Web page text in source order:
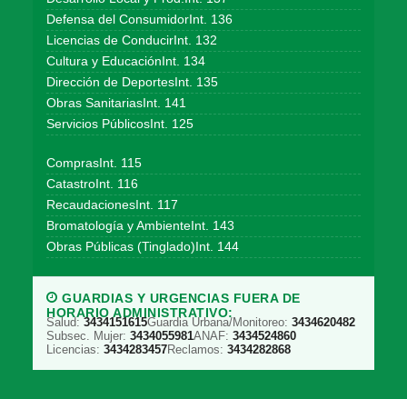
Defensa del ConsumidorInt. 136
Licencias de ConducirInt. 132
Cultura y EducaciónInt. 134
Dirección de DeportesInt. 135
Obras SanitariasInt. 141
Servicios PúblicosInt. 125
ComprasInt. 115
CatastroInt. 116
RecaudacionesInt. 117
Bromatología y AmbienteInt. 143
Obras Públicas (Tinglado)Int. 144
GUARDIAS Y URGENCIAS FUERA DE
HORARIO ADMINISTRATIVO:
Salud: 3434151615Guardia Urbana/Monitoreo: 3434620482
Subsec. Mujer: 3434055981ANAF: 3434524860
Licencias: 3434283457Reclamos: 3434282868